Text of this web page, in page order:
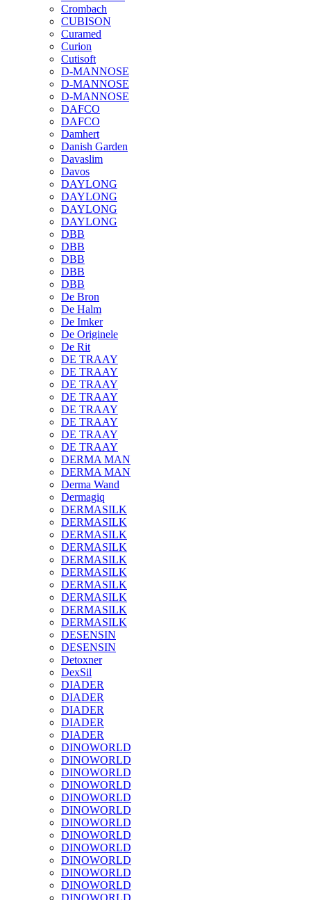
Crombach
CUBISON
Curamed
Curion
Cutisoft
D-MANNOSE
D-MANNOSE
D-MANNOSE
DAFCO
DAFCO
Damhert
Danish Garden
Davaslim
Davos
DAYLONG
DAYLONG
DAYLONG
DAYLONG
DBB
DBB
DBB
DBB
DBB
De Bron
De Halm
De Imker
De Originele
De Rit
DE TRAAY
DE TRAAY
DE TRAAY
DE TRAAY
DE TRAAY
DE TRAAY
DE TRAAY
DE TRAAY
DERMA MAN
DERMA MAN
Derma Wand
Dermagiq
DERMASILK
DERMASILK
DERMASILK
DERMASILK
DERMASILK
DERMASILK
DERMASILK
DERMASILK
DERMASILK
DERMASILK
DESENSIN
DESENSIN
Detoxner
DexSil
DIADER
DIADER
DIADER
DIADER
DIADER
DINOWORLD
DINOWORLD
DINOWORLD
DINOWORLD
DINOWORLD
DINOWORLD
DINOWORLD
DINOWORLD
DINOWORLD
DINOWORLD
DINOWORLD
DINOWORLD
DINOWORLD